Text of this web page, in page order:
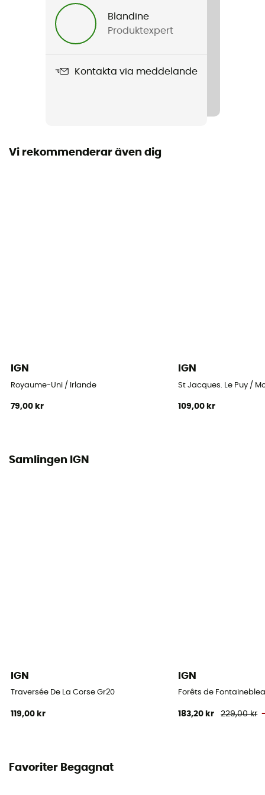
Blandine
Produktexpert
Kontakta via meddelande
Vi rekommenderar även dig
IGN
Royaume-Uni / Irlande
79,00 kr
IGN
St Jacques. Le Puy /
109,00 kr
Samlingen IGN
IGN
Traversée De La Corse Gr20
119,00 kr
IGN
Forêts de
183,20 kr 229,00 kr
Favoriter Begagnat